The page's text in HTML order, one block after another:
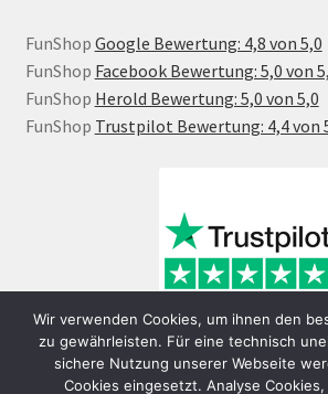
FunShop Google Bewertung: 4,8 von 5,0
FunShop Facebook Bewertung: 5,0 von
FunShop Herold Bewertung: 5,0 von 5,0
FunShop Trustpilot Bewertung: 4,4 von
Wir verwenden Cookies, um ihnen den
zu gewährleisten. Für eine technisch
sichere Nutzung unserer Webseite
Cookies eingesetzt. Analyse